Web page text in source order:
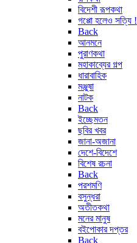
বিদেশী রূপকথা
গপ্পো হলেও সত্যি !
Back
আনমনে
পুরাণকথা
মহাকাব্যের গল্প
ধারাবাহিক
মঞ্জুষা
নাটক
Back
ইচ্ছেমতন
ছবির খবর
জানা-অজানা
দেশে-বিদেশে
বিশেষ রচনা
Back
পরশমণি
বসুন্ধরা
অতীতকথা
মনের মানুষ
বইপোকার দপ্তর
Back